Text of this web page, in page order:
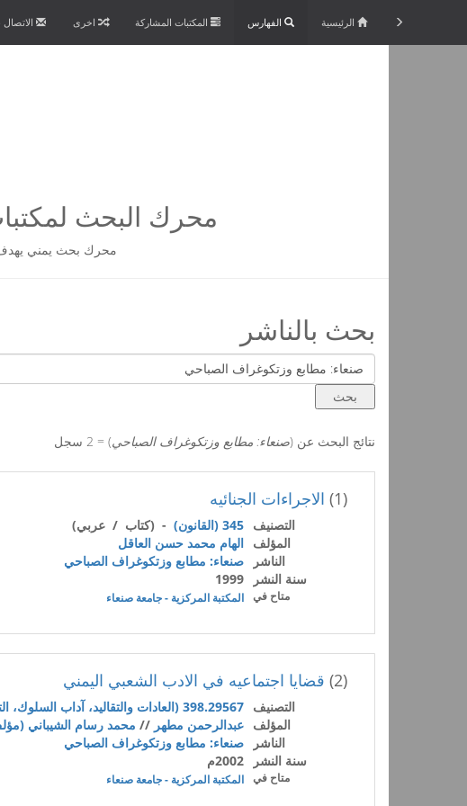
الاتصال اخرى المكتبات المشاركة الفهارس الرئيسية
محرك البحث
محرك بحث يمني يهدف
بحث بالناشر
نتائج البحث عن (صنعاء: مطابع وزتكوغراف الصباحي) = 2 سجل
(1) الاجراءات الجنائيه
التصنيف 345 (القانون)
- (كتاب / عربي)
المؤلف الهام محمد حسن العاقل
الناشر
صنعاء: مطابع وزتكوغراف الصباحي
سنة النشر
1999
متاح في المكتبة المركزية - جامعة صنعاء
(2) قضايا اجتماعيه في الادب الشعبي اليمني
التصنيف 398.29567 (العادات والتقاليد، آداب السلوك، التراث الشعبي (الفولكلور))
المؤلف عبدالرحمن مطهر // محمد رسام الشيباني
الناشر
صنعاء: مطابع وزتكوغراف الصباحي
سنة النشر
2002م
متاح في المكتبة المركزية - جامعة صنعاء